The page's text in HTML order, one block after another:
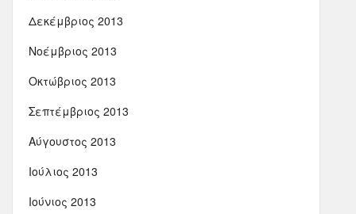
Δεκέμβριος 2013
Νοέμβριος 2013
Οκτώβριος 2013
Σεπτέμβριος 2013
Αύγουστος 2013
Ιούλιος 2013
Ιούνιος 2013